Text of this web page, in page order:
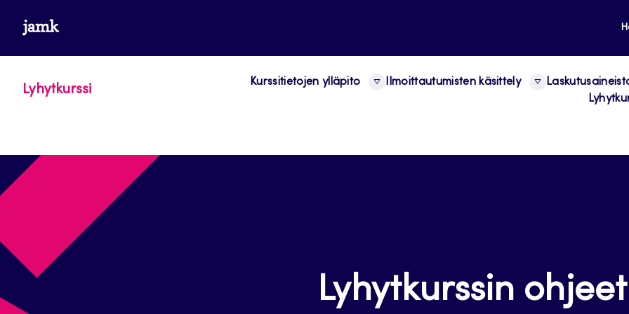
suoraan
sisältöön
www.jamk.fi
Lyhytkurssi
Kurssitietojen ylläpito Ilmoittautumisten käsittely
Lyhytkurssin ohjeet